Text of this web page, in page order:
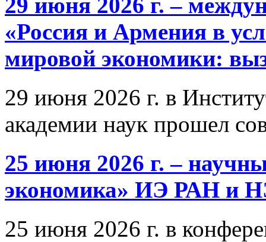
«Россия и Армения в
мировой экономики:
29 июня 2026 г. в
академии наук прошел
25 июня 2026 г. –
экономика» ИЭ РАН и
25 июня 2026 г. в